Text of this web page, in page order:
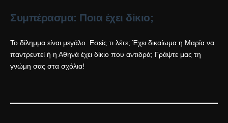
Συμπέρασμα: Ποια έχει δίκιο;
Το δίλημμα είναι μεγάλο. Εσείς τι λέτε; Έχει δικαίωμα η Μαρία να
παντρευτεί ή η Αθηνά έχει δίκιο που αντιδρά; Γράψτε μας τη
γνώμη σας στα σχόλια!